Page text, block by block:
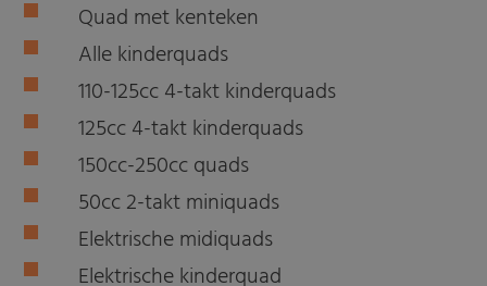
Quad met kenteken
Alle kinderquads
110-125cc 4-takt kinderquads
125cc 4-takt kinderquads
150cc-250cc quads
50cc 2-takt miniquads
Elektrische midiquads
Elektrische kinderquad